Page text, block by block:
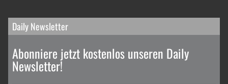
Daily Newsletter
Abonniere jetzt kostenlos unseren Daily
Newsletter!